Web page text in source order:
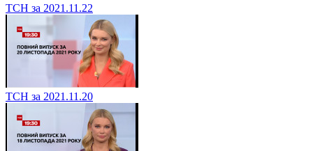
ТСН за 2021.11.22
ТСН за 2021.11.20